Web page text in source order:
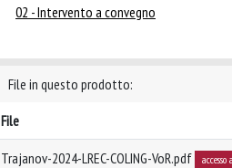
02 - Intervento a convegno
File in questo prodotto:
File
Trajanov-2024-LREC-COLING-VoR.pdf accesso